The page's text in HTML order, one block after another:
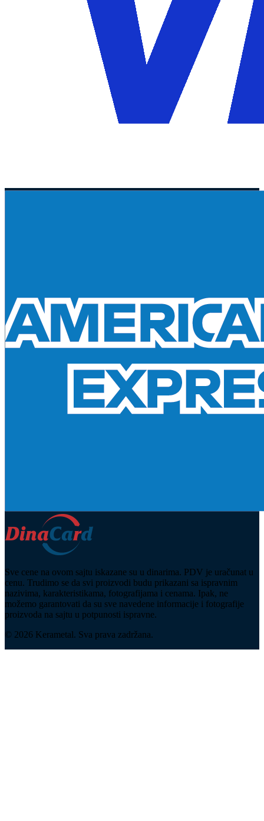
Sve cene na ovom sajtu iskazane su u dinarima. PDV je uračunat u
cenu. Trudimo se da svi proizvodi budu prikazani sa ispravnim
nazivima, karakteristikama, fotografijama i cenama. Ipak, ne
možemo garantovati da su sve navedene informacije i fotografije
proizvoda na sajtu u potpunosti ispravne.
© 2026 Kerametal. Sva prava zadržana.